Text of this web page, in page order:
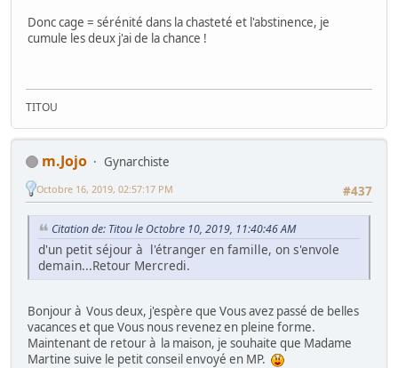
Donc cage = sérénité dans la chasteté et l'abstinence, je
cumule les deux j'ai de la chance !
TITOU
m.Jojo
Gynarchiste
#437
Octobre 16, 2019, 02:57:17 PM
Citation de: Titou le Octobre 10, 2019, 11:40:46 AM
d'un petit séjour à l'étranger en famille, on s'envole
demain...Retour Mercredi.
Bonjour à Vous deux, j'espère que Vous avez passé de belles
vacances et que Vous nous revenez en pleine forme.
Maintenant de retour à la maison, je souhaite que Madame
Martine suive le petit conseil envoyé en MP.